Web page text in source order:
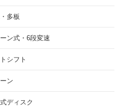
多板
ン式・6段変速
シフト
ン
ディスク